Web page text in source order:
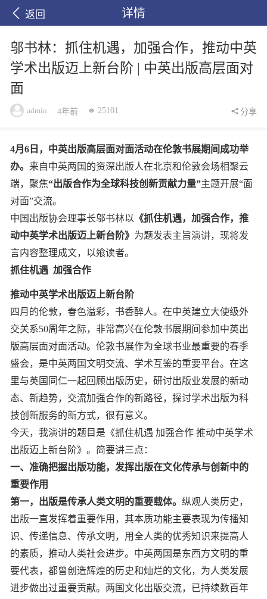
返回 详情
邬书林：抓住机遇，加强合作，推动中英
学术出版迈上新台阶 | 中英出版高层面对
面
admin 4年前 25101 分享
4月6日，中英出版高层面对面活动在伦敦书展期间成功举
办。 来自中英两国的资深出版人在北京和伦敦会场相聚云
端，聚焦“出版合作为全球科技创新贡献力量”主题开展“面
对面”交流。
中国出版协会理事长邬书林以 《抓住机遇，加强合作，推
动中英学术出版迈上新台阶》 为题发表主旨演讲，现将发
言内容整理成文，以飨读者。
抓住机遇 加强合作
推动中英学术出版迈上新台阶
四月的伦敦，春色溢彩，书香醉人。在中英建立大使级外
交关系50周年之际，非常高兴在伦敦书展期间参加中英出
版高层面对面活动。伦敦书展作为全球书业最重要的春季
盛会，是中英两国文明交流、学术互鉴的重要平台。在这
里与英国同仁一起回顾出版历史，研讨出版业发展的新动
态、新趋势，交流加强合作的新路径，探讨学术出版为科
技创新服务的新方式，很有意义。
今天，我演讲的题目是《抓住机遇 加强合作 推动中英学术
出版迈上新台阶》。简要讲三点：
一、准确把握出版功能，发挥出版在文化传承与创新中的
重要作用
第一，出版是传承人类文明的重要载体。 纵观人类历史，
出版一直发挥着重要作用，其本质功能主要表现为传播知
识、传递信息、传承文明，用全人类的优秀知识来提高人
的素质，推动人类社会进步。中英两国是东西方文明的重
要代表，都曾创造辉煌的历史和灿烂的文化，为人类发展
进步做出过重要贡献。两国文化出版交流，已持续数百年